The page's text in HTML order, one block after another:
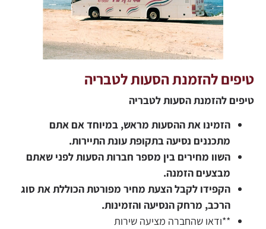
טיפים להזמנת הסעות לטבריה
טיפים להזמנת הסעות לטבריה
הזמינו את ההסעות מראש, במיוחד אם אתם
מתכננים נסיעה בתקופת עונת התיירות.
השוו מחירים בין מספר חברות הסעות לפני שאתם
מבצעים הזמנה.
הקפידו לקבל הצעת מחיר מפורטת הכוללת את סוג
הרכב, מרחק הנסיעה והזמינות.
**ודאו שהחברה מציעה שירות